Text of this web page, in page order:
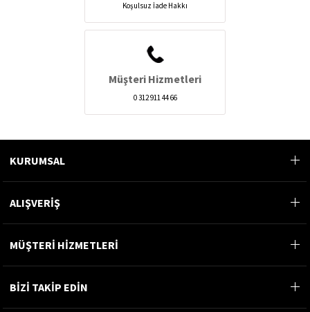
Koşulsuz İade Hakkı
Müşteri Hizmetleri
0 312 911 44 66
KURUMSAL
ALIŞVERİŞ
MÜŞTERİ HİZMETLERİ
BİZİ TAKİP EDİN